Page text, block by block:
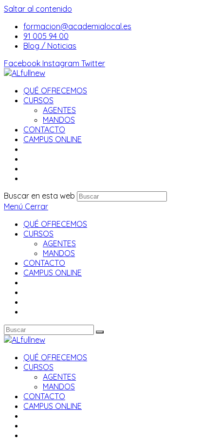
Saltar al contenido
formacion@academialocal.es
91 005 94 00
Blog / Noticias
Facebook Instagram Twitter
QUÉ OFRECEMOS
CURSOS
AGENTES
MANDOS
CONTACTO
CAMPUS ONLINE
Buscar en esta web
Menú Cerrar
QUÉ OFRECEMOS
CURSOS
AGENTES
MANDOS
CONTACTO
CAMPUS ONLINE
QUÉ OFRECEMOS
CURSOS
AGENTES
MANDOS
CONTACTO
CAMPUS ONLINE